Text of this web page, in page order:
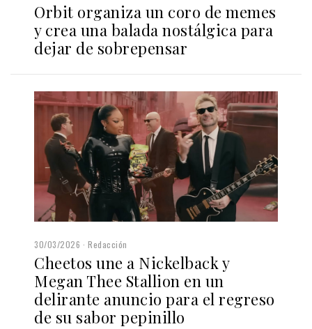
Orbit organiza un coro de memes
y crea una balada nostálgica para
dejar de sobrepensar
30/03/2026 Redacción
Cheetos une a Nickelback y
Megan Thee Stallion en un
delirante anuncio para el regreso
de su sabor pepinillo